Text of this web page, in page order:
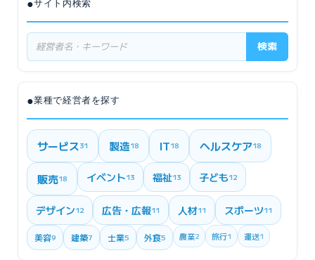
●サイト内検索
検索
●業種で経営者を探す
サービス31 製造18 IT18 ヘルスケア18
販売18 イベント13 福祉13 子ども12
デザイン12 広告・広報11 人材11 スポーツ11
美容9 建築7 士業5 外食5 農業2 旅行1 運送1